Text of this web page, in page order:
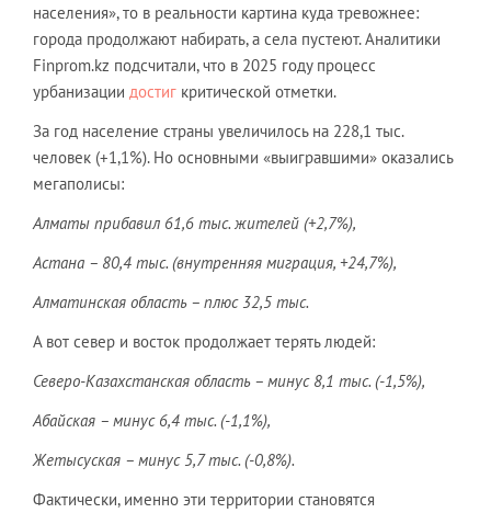
населения», то в реальности картина куда тревожнее:
города продолжают набирать, а села пустеют. Аналитики
Finprom.kz подсчитали, что в 2025 году процесс
урбанизации достиг критической отметки.
За год население страны увеличилось на 228,1 тыс.
человек (+1,1%). Но основными «выигравшими» оказались
мегаполисы:
Алматы прибавил 61,6 тыс. жителей (+2,7%),
Астана – 80,4 тыс. (внутренняя миграция, +24,7%),
Алматинская область – плюс 32,5 тыс.
А вот север и восток продолжает терять людей:
Северо-Казахстанская область – минус 8,1 тыс. (-1,5%),
Абайская – минус 6,4 тыс. (-1,1%),
Жетысуская – минус 5,7 тыс. (-0,8%).
Фактически, именно эти территории становятся